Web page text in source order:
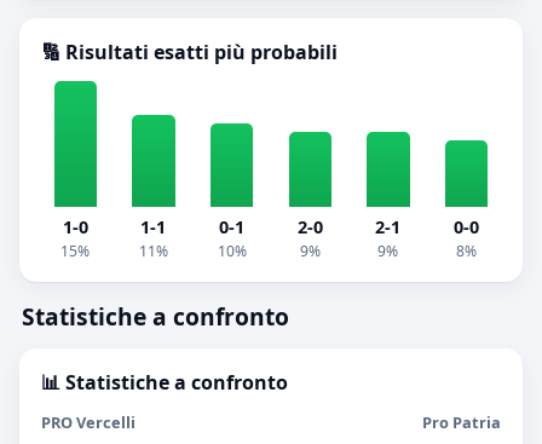
🔢 Risultati esatti più probabili
1-0
15%
1-1
11%
0-1
10%
2-0
9%
2-1
9%
0-0
8%
Statistiche a confronto
📊 Statistiche a confronto
PRO Vercelli Pro Patria